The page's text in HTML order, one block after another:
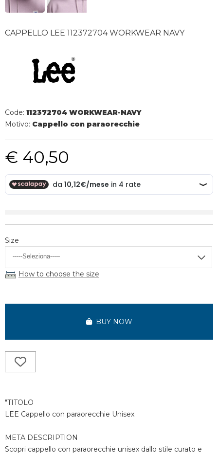
CAPPELLO LEE 112372704 WORKWEAR NAVY
Code: 112372704 WORKWEAR-NAVY
Motivo: Cappello con paraorecchie
€ 40,50
Size
How to choose the size
BUY NOW
"TITOLO
LEE Cappello con paraorecchie Unisex
META DESCRIPTION
Scopri cappello con paraorecchie unisex dallo stile curato e